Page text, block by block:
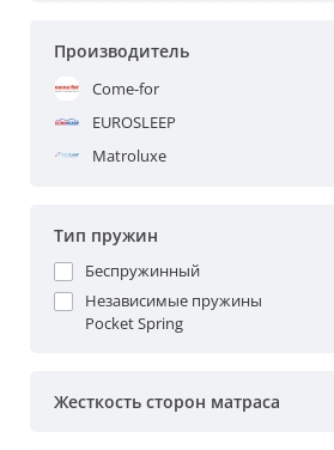
Производитель
Come-for
EUROSLEEP
Matroluxe
Тип пружин
Беспружинный
Независимые пружины
Pocket Spring
Жесткость сторон матраса